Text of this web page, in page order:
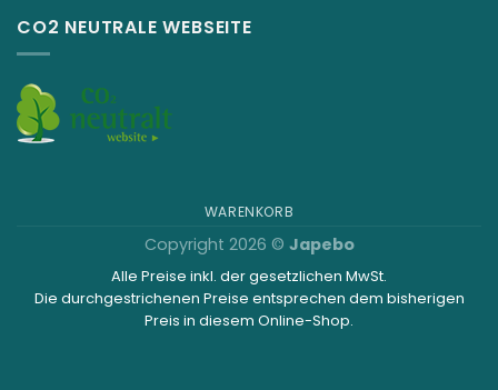
CO2 NEUTRALE WEBSEITE
WARENKORB
Copyright 2026 © Japebo
Alle Preise inkl. der gesetzlichen MwSt.
Die durchgestrichenen Preise entsprechen dem bisherigen
Preis in diesem Online-Shop.